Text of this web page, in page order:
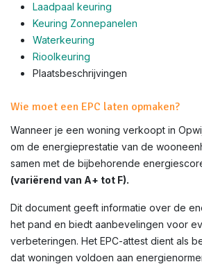
Laadpaal keuring
Keuring Zonnepanelen
Waterkeuring
Rioolkeuring
Plaatsbeschrijvingen
Wie moet een EPC laten opmaken?
Wanneer je een woning verkoopt in
om de energieprestatie van de
samen met de bijbehorende
(variërend van A+ tot F).
Dit document geeft informatie over de
het pand en biedt aanbevelingen voor
verbeteringen. Het EPC-attest dient als
dat woningen voldoen aan